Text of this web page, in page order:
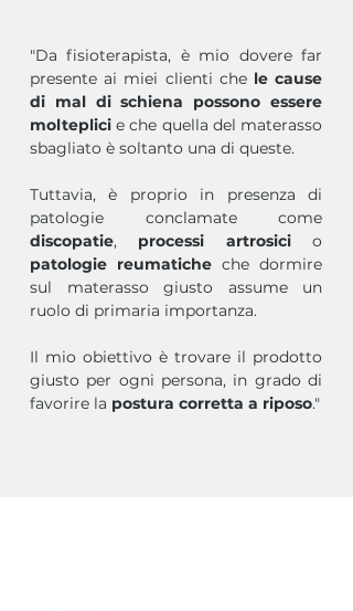
"Da fisioterapista, è mio dovere far
presente ai miei clienti che le cause
di mal di schiena possono essere
molteplicie che quella del materasso
sbagliato è soltanto una di queste.
Tuttavia, è proprio in presenza di
patologie conclamate come
discopatie, processi artrosicio
patologie reumatiche che dormire
sul materasso giusto assume un
ruolo di primaria importanza.​
Il mio obiettivo è trovare il prodotto
giusto per ogni persona, in grado di
favorire la postura corretta a riposo."